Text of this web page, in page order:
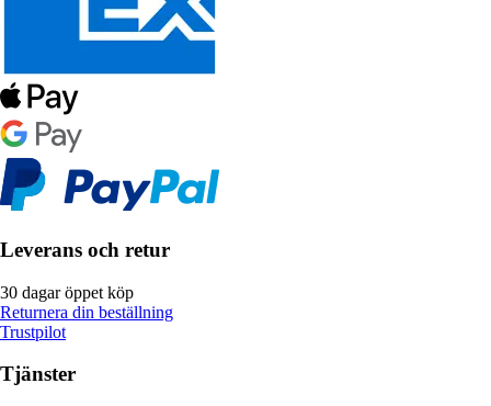
Leverans och retur
30 dagar öppet köp
Returnera din beställning
Trustpilot
Tjänster